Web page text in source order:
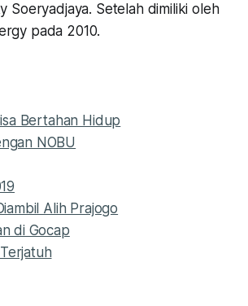
Soeryadjaya. Setelah dimiliki oleh
pada 2010.
Bertahan Hidup
NOBU
Alih Prajogo
di Gocap